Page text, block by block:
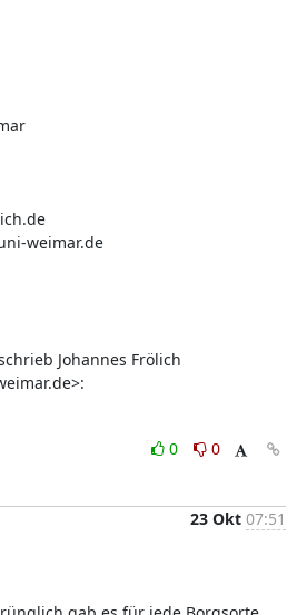
weimar.de
Johannes Frölich
0
0
23 Okt 07:51